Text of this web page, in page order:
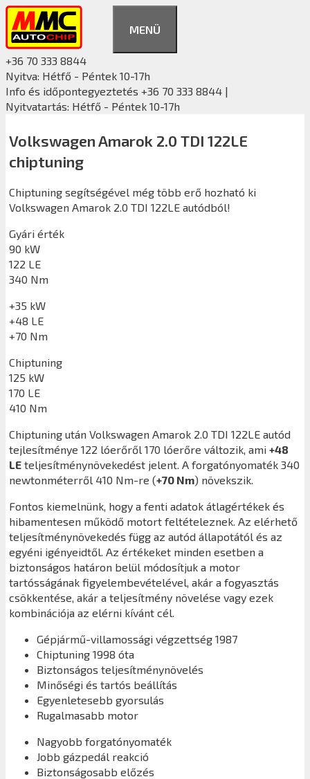
Kilépés
tartalomba
MENÜ
+36 70 333 8844
Nyitva: Hétfő - Péntek 10-17h
Info és időpontegyeztetés +36 70 333 8844 |
Nyitvatartás: Hétfő - Péntek 10-17h
Volkswagen Amarok 2.0 TDI 122LE
chiptuning
Chiptuning segítségével még több erő hozható ki
Volkswagen Amarok 2.0 TDI 122LE autódból!
Gyári érték
90 kW
122 LE
340 Nm
+35 kW
+48 LE
+70 Nm
Chiptuning
125 kW
170 LE
410 Nm
Chiptuning után Volkswagen Amarok 2.0 TDI 122LE autód
tejlesítménye 122 lóerőről 170 lóerőre változik, ami +48
LE teljesítménynövekedést jelent. A forgatónyomaték 340
newtonméterről 410 Nm-re (+70 Nm) növekszik.
Fontos kiemelnünk, hogy a fenti adatok átlagértékek és
hibamentesen működő motort feltételeznek. Az elérhető
teljesítménynövekedés függ az autód állapotától és az
egyéni igényeidtől. Az értékeket minden esetben a
biztonságos határon belül módosítjuk a motor
tartósságának figyelembevételével, akár a fogyasztás
csökkentése, akár a teljesítmény növelése vagy ezek
kombinációja az elérni kívánt cél.
Gépjármű-villamossági végzettség 1987
Chiptuning 1998 óta
Biztonságos teljesítménynövelés
Minőségi és tartós beállítás
Egyenletesebb gyorsulás
Rugalmasabb motor
Nagyobb forgatónyomaték
Jobb gázpedál reakció
Biztonságosabb előzés